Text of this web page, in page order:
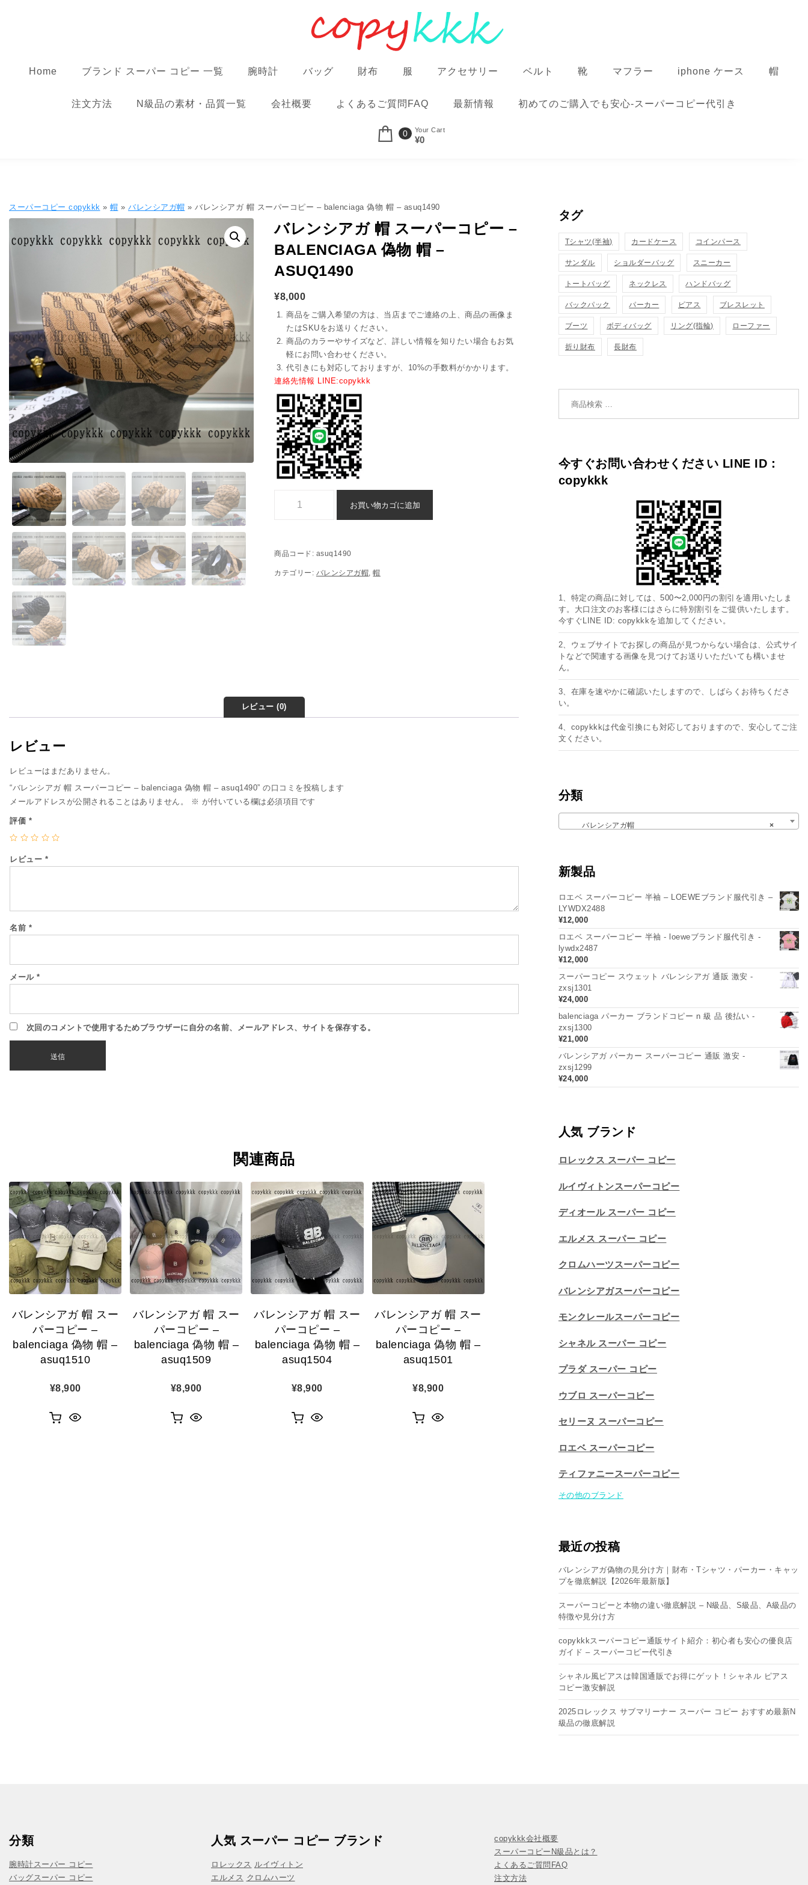
Home ブランド スーパー コピー 一覧 腕時計 バッグ 財布 服 アクセサリー ベルト 靴 マフラー iphone ケース 帽
注文方法 N級品の素材・品質一覧 会社概要 よくあるご質問FAQ 最新情報 初めてのご購入でも安心-スーパーコピー代引き
0 Your Cart
¥0
スーパーコピー copykkk » 帽 » バレンシアガ帽 » バレンシアガ 帽 スーパーコピー – balenciaga 偽物 帽 – asuq1490
バレンシアガ 帽 スーパーコピー –
BALENCIAGA 偽物 帽 –
ASUQ1490
¥8,000
商品をご購入希望の方は、当店までご連絡の上、商品の画像ま
たはSKUをお送りください。
商品のカラーやサイズなど、詳しい情報を知りたい場合もお気
軽にお問い合わせください。
代引きにも対応しておりますが、10%の手数料がかかります。
連絡先情報 LINE:copykkk
お買い物カゴに追加
商品コード: asuq1490
カテゴリー: バレンシアガ帽 ,帽
レビュー (0)
レビュー
レビューはまだありません。
“バレンシアガ 帽 スーパーコピー – balenciaga 偽物 帽 – asuq1490” の口コミを投稿します
メールアドレスが公開されることはありません。
※ が付いている欄は必須項目です
評価 *
レビュー *
名前 *
メール *
次回のコメントで使用するためブラウザーに自分の名前、メールアドレス、サイトを保存する。
関連商品
バレンシアガ 帽 スー
パーコピー –
balenciaga 偽物 帽 –
asuq1510
¥8,900
バレンシアガ 帽 スー
パーコピー –
balenciaga 偽物 帽 –
asuq1509
¥8,900
バレンシアガ 帽 スー
パーコピー –
balenciaga 偽物 帽 –
asuq1504
¥8,900
バレンシアガ 帽 スー
パーコピー –
balenciaga 偽物 帽 –
asuq1501
¥8,900
タグ
Tシャツ(半袖) カードケース コインパース
サンダル ショルダーバッグ スニーカー
トートバッグ ネックレス ハンドバッグ
バックパック パーカー ピアス ブレスレット
ブーツ ボディバッグ リング(指輪) ローファー
折り財布 長財布
今すぐお問い合わせください LINE ID：
copykkk
1、特定の商品に対しては、500〜2,000円の割引を適用いたしま
す。大口注文のお客様にはさらに特別割引をご提供いたします。
今すぐLINE ID: copykkkを追加してください。
2、ウェブサイトでお探しの商品が見つからない場合は、公式サイ
トなどで関連する画像を見つけてお送りいただいても構いませ
ん。
3、在庫を速やかに確認いたしますので、しばらくお待ちくださ
い。
4、copykkkは代金引換にも対応しておりますので、安心してご注
文ください。
分類
×
バレンシアガ帽
新製品
ロエベ スーパーコピー 半袖 – LOEWEブランド服代引き –
LYWDX2488
¥12,000
ロエベ スーパーコピー 半袖 - loeweブランド服代引き -
lywdx2487
¥12,000
スーパーコピー スウェット バレンシアガ 通販 激安 -
zxsj1301
¥24,000
balenciaga パーカー ブランドコピー n 級 品 後払い -
zxsj1300
¥21,000
バレンシアガ パーカー スーパーコピー 通販 激安 -
zxsj1299
¥24,000
人気 ブランド
ロレックス スーパー コピー
ルイヴィトンスーパーコピー
ディオール スーパー コピー
エルメス スーパー コピー
クロムハーツスーパーコピー
バレンシアガスーパーコピー
モンクレールスーパーコピー
シャネル スーパー コピー
プラダ スーパー コピー
ウブロ スーパーコピー
セリーヌ スーパーコピー​
ロエベ スーパーコピー
ティファニースーパーコピー
その他のブランド
最近の投稿
バレンシアガ偽物の見分け方｜財布・Tシャツ・パーカー・キャッ
プを徹底解説【2026年最新版】
スーパーコピーと本物の違い徹底解説 – N級品、S級品、A級品の
特徴や見分け方
copykkkスーパーコピー通販サイト紹介：初心者も安心の優良店
ガイド – スーパーコピー代引き
シャネル風ピアスは韓国通販でお得にゲット！シャネル ピアス
コピー​激安解説
2025ロレックス サブマリーナー スーパー コピー おすすめ最新N
級品の徹底解説
分類
腕時計スーパー コピー
バッグスーパー コピー
人気 スーパー コピー ブランド
ロレックス ルイヴィトン
エルメス クロムハーツ
copykkk会社概要
スーパーコピーN級品とは？
よくあるご質問FAQ
注文方法